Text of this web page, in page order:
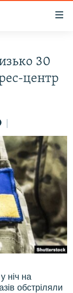
30
центр
ніч на
обстріляли